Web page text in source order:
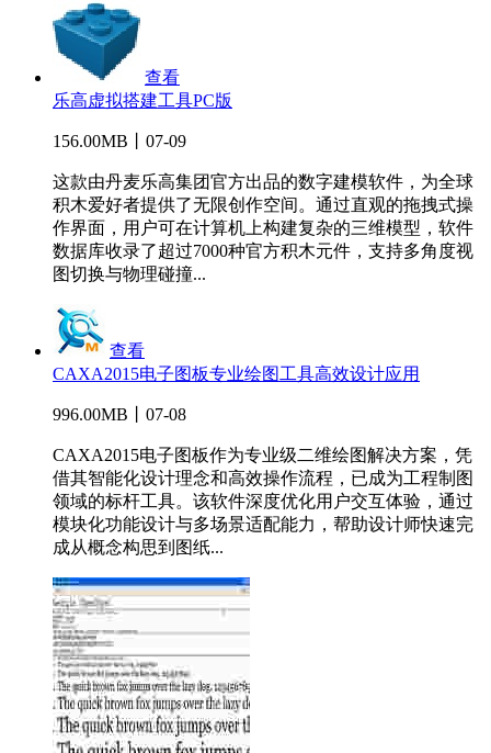
查看
乐高虚拟搭建工具PC版
156.00MB丨07-09
这款由丹麦乐高集团官方出品的数字建模软件，为全球
积木爱好者提供了无限创作空间。通过直观的拖拽式操
作界面，用户可在计算机上构建复杂的三维模型，软件
数据库收录了超过7000种官方积木元件，支持多角度视
图切换与物理碰撞...
查看
CAXA2015电子图板专业绘图工具高效设计应用
996.00MB丨07-08
CAXA2015电子图板作为专业级二维绘图解决方案，凭
借其智能化设计理念和高效操作流程，已成为工程制图
领域的标杆工具。该软件深度优化用户交互体验，通过
模块化功能设计与多场景适配能力，帮助设计师快速完
成从概念构思到图纸...